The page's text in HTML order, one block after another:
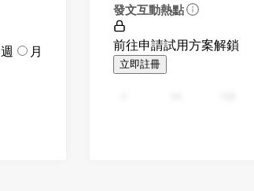
週 月
發文互動熱點
前往申請試用方案解鎖
立即註冊